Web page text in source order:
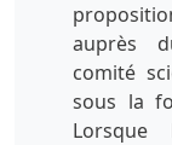
auprès
comité
sous la